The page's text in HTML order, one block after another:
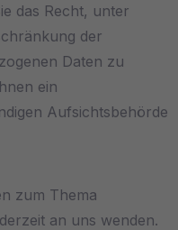
das Recht, unter
der
Daten zu
ein
Aufsichtsbehörde
zum Thema
an uns wenden.